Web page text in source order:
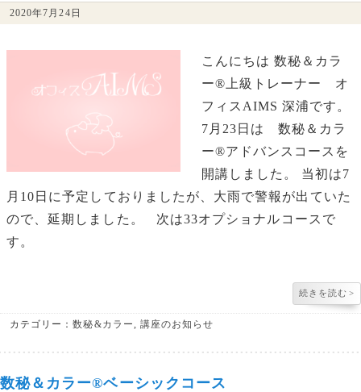
2020年7月24日
こんにちは 数秘＆カラ
ー®︎上級トレーナー オ
フィスAIMS 深浦です。
7月23日は 数秘＆カラ
ー®︎アドバンスコースを
開講しました。 当初は7
月10日に予定しておりましたが、大雨で警報が出ていた
ので、延期しました。 次は33オプショナルコースで
す。
続きを読む >
カテゴリー：数秘&カラー 講座のお知らせ
数秘＆カラー®︎ベーシックコース